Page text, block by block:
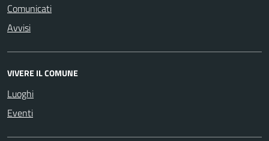
Comunicati
Avvisi
VIVERE IL COMUNE
Luoghi
Eventi